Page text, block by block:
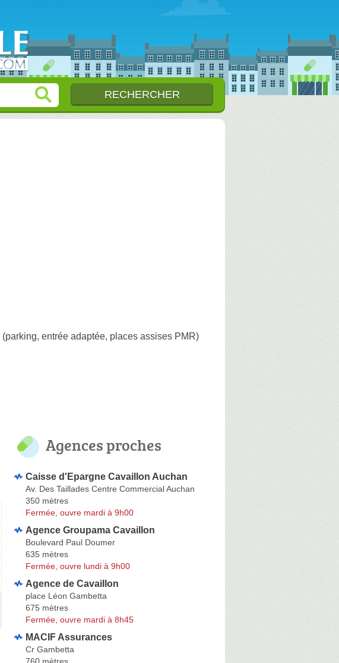
(parking, entrée adaptée, places assises PMR)
Agences proches
Caisse d'Epargne Cavaillon Auchan
Av. Des Taillades Centre Commercial Auchan
350 mètres
Fermée, ouvre mardi à 9h00
Agence Groupama Cavaillon
Boulevard Paul Doumer
635 mètres
Fermée, ouvre lundi à 9h00
Agence de Cavaillon
place Léon Gambetta
675 mètres
Fermée, ouvre mardi à 8h45
MACIF Assurances
Cr Gambetta
760 mètres